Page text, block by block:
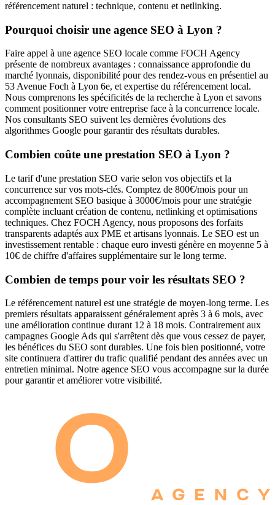
référencement naturel : technique, contenu et netlinking.
Pourquoi choisir une agence SEO à Lyon ?
Faire appel à une agence SEO locale comme FOCH Agency
présente de nombreux avantages : connaissance approfondie du
marché lyonnais, disponibilité pour des rendez-vous en présentiel au
53 Avenue Foch à Lyon 6e, et expertise du référencement local.
Nous comprenons les spécificités de la recherche à Lyon et savons
comment positionner votre entreprise face à la concurrence locale.
Nos consultants SEO suivent les dernières évolutions des
algorithmes Google pour garantir des résultats durables.
Combien coûte une prestation SEO à Lyon ?
Le tarif d'une prestation SEO varie selon vos objectifs et la
concurrence sur vos mots-clés. Comptez de 800€/mois pour un
accompagnement SEO basique à 3000€/mois pour une stratégie
complète incluant création de contenu, netlinking et optimisations
techniques. Chez FOCH Agency, nous proposons des forfaits
transparents adaptés aux PME et artisans lyonnais. Le SEO est un
investissement rentable : chaque euro investi génère en moyenne 5 à
10€ de chiffre d'affaires supplémentaire sur le long terme.
Combien de temps pour voir les résultats SEO ?
Le référencement naturel est une stratégie de moyen-long terme. Les
premiers résultats apparaissent généralement après 3 à 6 mois, avec
une amélioration continue durant 12 à 18 mois. Contrairement aux
campagnes Google Ads qui s'arrêtent dès que vous cessez de payer,
les bénéfices du SEO sont durables. Une fois bien positionné, votre
site continuera d'attirer du trafic qualifié pendant des années avec un
entretien minimal. Notre agence SEO vous accompagne sur la durée
pour garantir et améliorer votre visibilité.